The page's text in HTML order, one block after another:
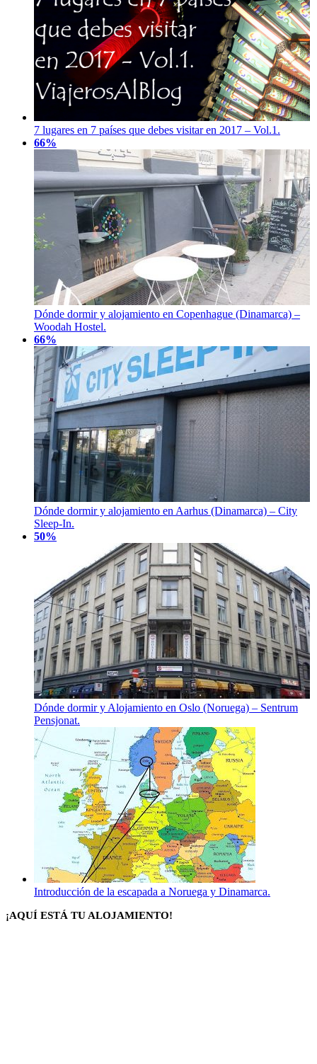
7 lugares en 7 países que debes visitar en 2017 – Vol.1.
66%
Dónde dormir y alojamiento en Copenhague (Dinamarca) –
Woodah Hostel.
66%
Dónde dormir y alojamiento en Aarhus (Dinamarca) – City
Sleep-In.
50%
Dónde dormir y Alojamiento en Oslo (Noruega) – Sentrum
Pensjonat.
Introducción de la escapada a Noruega y Dinamarca.
¡AQUÍ ESTÁ TU ALOJAMIENTO!